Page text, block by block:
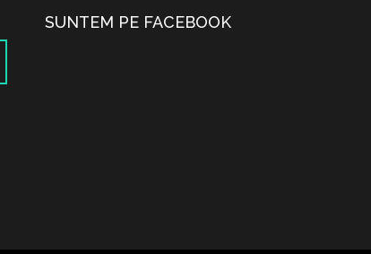
SUNTEM PE FACEBOOK